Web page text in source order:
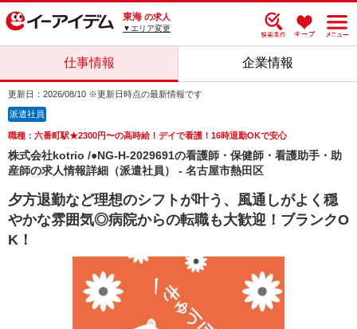
東海 の求人
▼エリア変更
仕事情報 企業情報
更新日：2026/08/10 ※更新日時点の最新情報です
派遣社員
職種：六番町駅★2300円〜の高時給！デイで看護！16時退勤OKで安心
株式会社kotrio /●NG-H-2029691の看護師・保健師・看護助手・助
産師の求人情報詳細（派遣社員） - 名古屋市熱田区
夕方退勤など理想のシフトが叶う、風通しがよく穏
やかな雰囲気◎病院からの転職も大歓迎！ブランクO
K！